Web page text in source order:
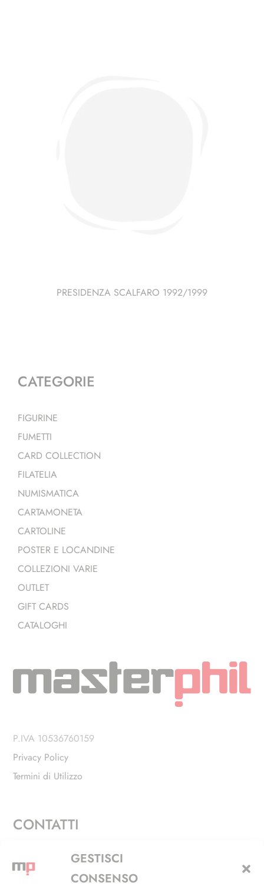
GESTISCI
CONSENSO
PRESIDENZA SCALFARO 1992/1999
CATEGORIE
FIGURINE
FUMETTI
CARD COLLECTION
FILATELIA
NUMISMATICA
CARTAMONETA
CARTOLINE
POSTER E LOCANDINE
COLLEZIONI VARIE
OUTLET
GIFT CARDS
CATALOGHI
P.IVA 10536760159
Privacy Policy
Termini di Utilizzo
CONTATTI
Via Alfieri, 27 - Trezzano Sul Naviglio (MI)
+39 02 4846 3155